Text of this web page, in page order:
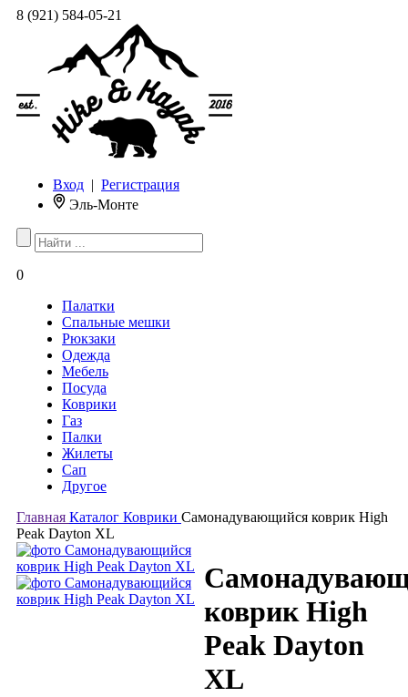
8 (921) 584-05-21
Вход | Регистрация
Эль-Монте
0
Палатки
Спальные мешки
Рюкзаки
Одежда
Мебель
Посуда
Коврики
Газ
Палки
Жилеты
Сап
Другое
Главная Каталог Коврики Самонадувающийся коврик High
Peak Dayton XL
коврик High
Peak Dayton
XL